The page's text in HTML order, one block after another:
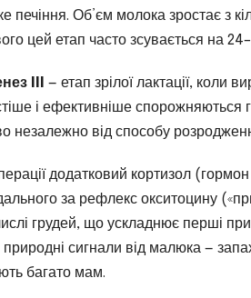
печіння. Об’єм молока зростає з
цей етап часто зсувається на
III
— етап зрілої лактації, коли
і ефективніше спорожняються
незалежно від способу
додатковий кортизол
за рефлекс окситоцину
грудей, що ускладнює перші
природні сигнали від малюка —
багато мам.